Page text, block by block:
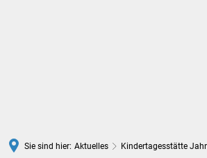
Sie sind hier: Aktuelles Kindertagesstätte